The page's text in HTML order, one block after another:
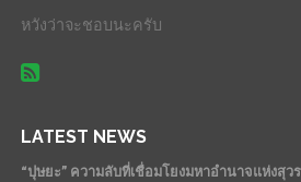
หวังว่าจะชอบนะครับ
LATEST NEWS
“ปุษยะ” ความลับที่เชื่อมโยงมหาอำนาจแห่งสุ